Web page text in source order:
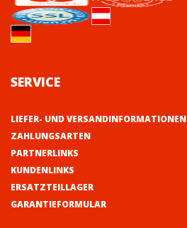
SERVICE
LIEFER- UND VERSANDINFORMATIONEN
ZAHLUNGSARTEN
PARTNERLINKS
KUNDENLINKS
ERSATZTEILLAGER
GARANTIEFORMULAR